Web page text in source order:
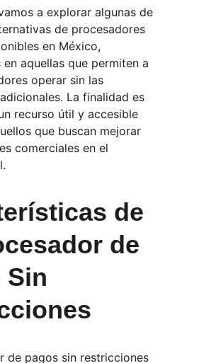
a explorar algunas de
de procesadores
en México,
aquellas que permiten a
operar sin las
La finalidad es
recurso útil y accesible
que buscan mejorar
comerciales en el
de
de
Sin
de pagos sin restricciones